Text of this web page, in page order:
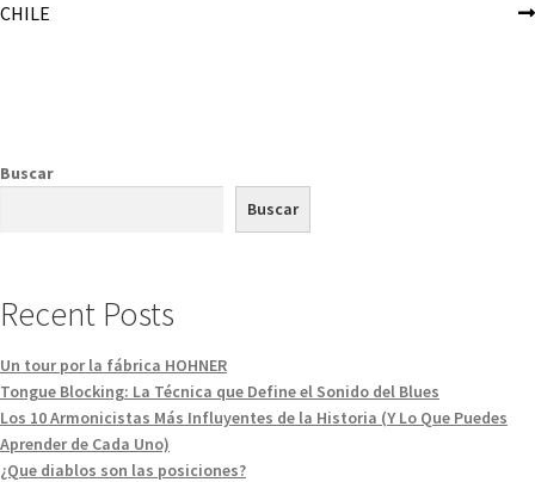
CHILE
Buscar
Buscar
Recent Posts
Un tour por la fábrica HOHNER
Tongue Blocking: La Técnica que Define el Sonido del Blues
Los 10 Armonicistas Más Influyentes de la Historia (Y Lo Que Puedes
Aprender de Cada Uno)
¿Que diablos son las posiciones?